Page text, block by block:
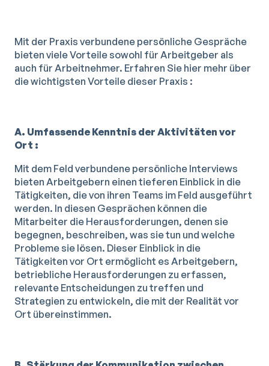
Mit der Praxis verbundene persönliche Gespräche
bieten viele Vorteile sowohl für Arbeitgeber als
auch für Arbeitnehmer. Erfahren Sie hier mehr über
die wichtigsten Vorteile dieser Praxis :
A. Umfassende Kenntnis der Aktivitäten vor
Ort :
Mit dem Feld verbundene persönliche Interviews
bieten Arbeitgebern einen tieferen Einblick in die
Tätigkeiten, die von ihren Teams im Feld ausgeführt
werden. In diesen Gesprächen können die
Mitarbeiter die Herausforderungen, denen sie
begegnen, beschreiben, was sie tun und welche
Probleme sie lösen. Dieser Einblick in die
Tätigkeiten vor Ort ermöglicht es Arbeitgebern,
betriebliche Herausforderungen zu erfassen,
relevante Entscheidungen zu treffen und
Strategien zu entwickeln, die mit der Realität vor
Ort übereinstimmen.